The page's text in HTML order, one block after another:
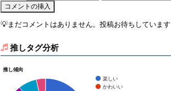
💡まだコメントはありません。投稿お待ちしています
推しタグ分析
推し傾向
楽しい
かわいい